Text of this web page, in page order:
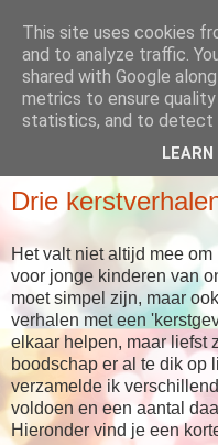
Babboes'
... meer dan alleen maar
Drie
Het valt niet altijd mee
voor jonge kinderen van
moet simpel zijn, maar
verhalen met een
elkaar helpen, maar liefst
boodschap er al te dik op
verzamelde ik
voldoen en een aantal
Hieronder vind je een
This site uses cookies
and to analyze traffic.
shared with Google
metrics to ensure
statistics, and to detect